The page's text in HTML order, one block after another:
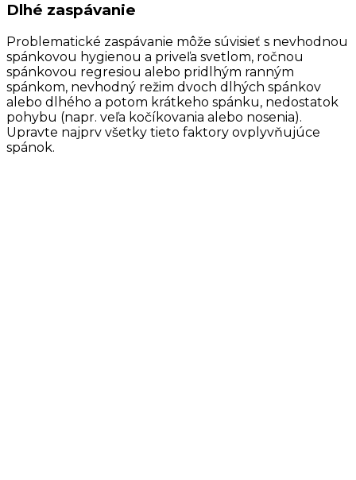
Dlhé zaspávanie
Problematické zaspávanie môže súvisieť s nevhodnou
spánkovou hygienou a priveľa svetlom, ročnou
spánkovou regresiou alebo pridlhým ranným
spánkom, nevhodný režim dvoch dlhých spánkov
alebo dlhého a potom krátkeho spánku, nedostatok
pohybu (napr. veľa kočíkovania alebo nosenia).
Upravte najprv všetky tieto faktory ovplyvňujúce
spánok.